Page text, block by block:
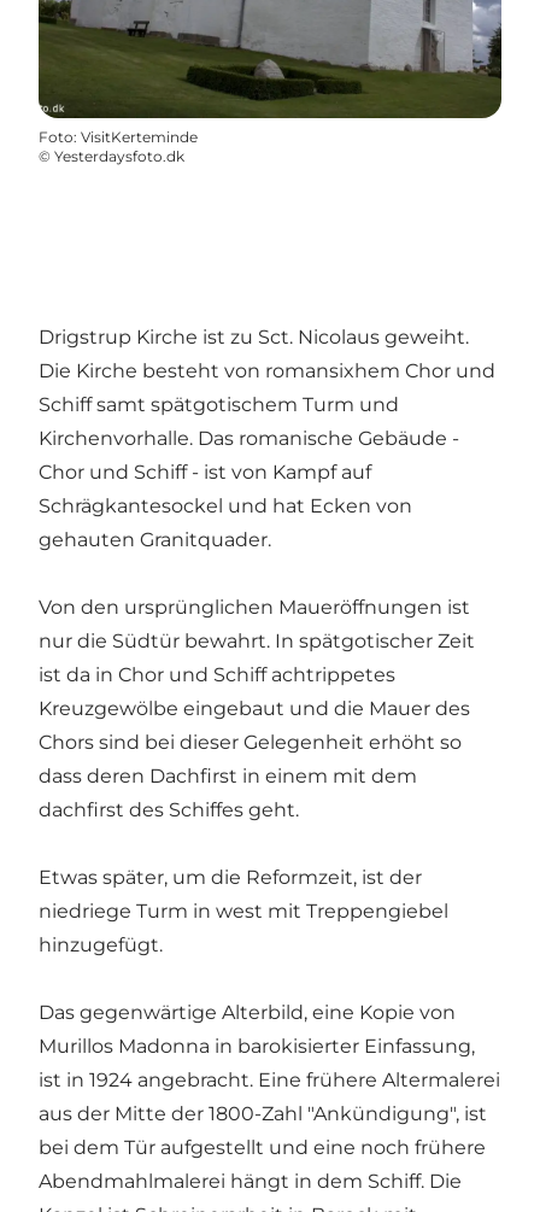
Foto: VisitKerteminde
© Yesterdaysfoto.dk
Drigstrup Kirche ist zu Sct. Nicolaus geweiht.
Die Kirche besteht von romansixhem Chor und
Schiff samt spätgotischem Turm und
Kirchenvorhalle. Das romanische Gebäude -
Chor und Schiff - ist von Kampf auf
Schrägkantesockel und hat Ecken von
gehauten Granitquader.
Von den ursprünglichen Maueröffnungen ist
nur die Südtür bewahrt. In spätgotischer Zeit
ist da in Chor und Schiff achtrippetes
Kreuzgewölbe eingebaut und die Mauer des
Chors sind bei dieser Gelegenheit erhöht so
dass deren Dachfirst in einem mit dem
dachfirst des Schiffes geht.
Etwas später, um die Reformzeit, ist der
niedriege Turm in west mit Treppengiebel
hinzugefügt.
Das gegenwärtige Alterbild, eine Kopie von
Murillos Madonna in barokisierter Einfassung,
ist in 1924 angebracht. Eine frühere Altermalerei
aus der Mitte der 1800-Zahl "Ankündigung", ist
bei dem Tür aufgestellt und eine noch frühere
Abendmahlmalerei hängt in dem Schiff. Die